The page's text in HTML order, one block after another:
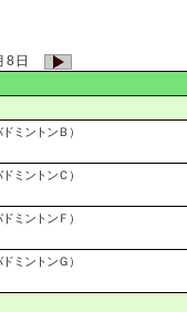
8 日
ミントンＢ）
ミントンＣ）
ミントンＦ）
ミントンＧ）